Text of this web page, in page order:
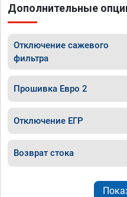
Дополнительные
Отключение сажевого
фильтра
Прошивка Евро 2
Отключение ЕГР
Возврат стока